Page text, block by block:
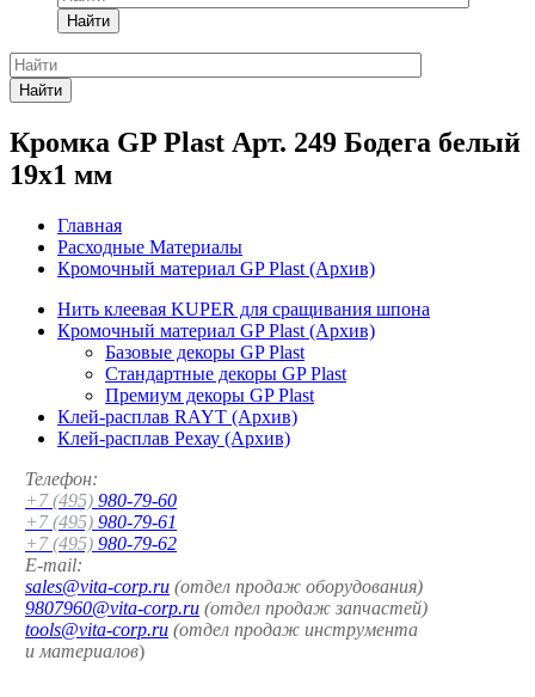
Найти
Найти
Кромка GP Plast Арт. 249 Бодега белый
19x1 мм
Главная
Расходные Материалы
Кромочный материал GP Plast (Архив)
Нить клеевая KUPER для сращивания шпона
Кромочный материал GP Plast (Архив)
Базовые декоры GP Plast
Стандартные декоры GP Plast
Премиум декоры GP Plast
Клей-расплав RAYT (Архив)
Клей-расплав Рехау (Архив)
Телефон:
+7 (495) 980-79-60
+7 (495) 980-79-61
+7 (495) 980-79-62
E-mail:
sales@vita-corp.ru (отдел продаж оборудования)
9807960@vita-corp.ru (отдел продаж запчастей)
tools@vita-corp.ru (отдел продаж инструмента
и материалов)